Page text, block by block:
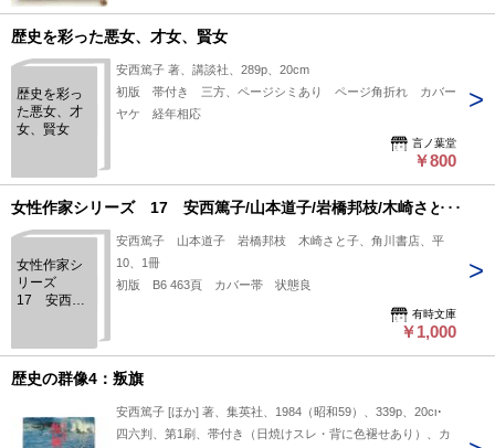
した内容かもしれません。読み手によって異なる解釈や感じ方
深い一冊と言えるでしょう。 状態：
歴史を彩った悪女、才女、賢女
歴史を彩っ
た悪女、才
女、賢女
安西篤子 著、講談社、289p、20cm
初版 帯付き 三方、ページシミあり ページ角折れ カバー
ヤケ 経年相応
言ノ葉堂
￥800
女性作家シリーズ 17 安西篤子/山本道子/岩橋邦枝/木崎さと子
女性作家シ
リーズ
17 安西篤
崎さと子
安西篤子 山本道子 岩橋邦枝 木崎さと子、角川書店、平
10、1冊
初版 B6 463頁 カバー帯 状態良
有時文庫
￥1,000
歴史の群像4：叛旗
安西篤子 [ほか] 著、集英社、1984（昭和59）、339p、20cm
四六判、第1刷、帯付き（日焼けスレ・背に色褪せあり）、カ